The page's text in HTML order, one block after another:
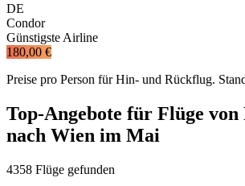
DE
Condor
Günstigste Airline
180,00 €
Preise pro Person für Hin- und Rückflug.
Top-Angebote für Flüge
nach Wien im Mai
4358 Flüge gefunden